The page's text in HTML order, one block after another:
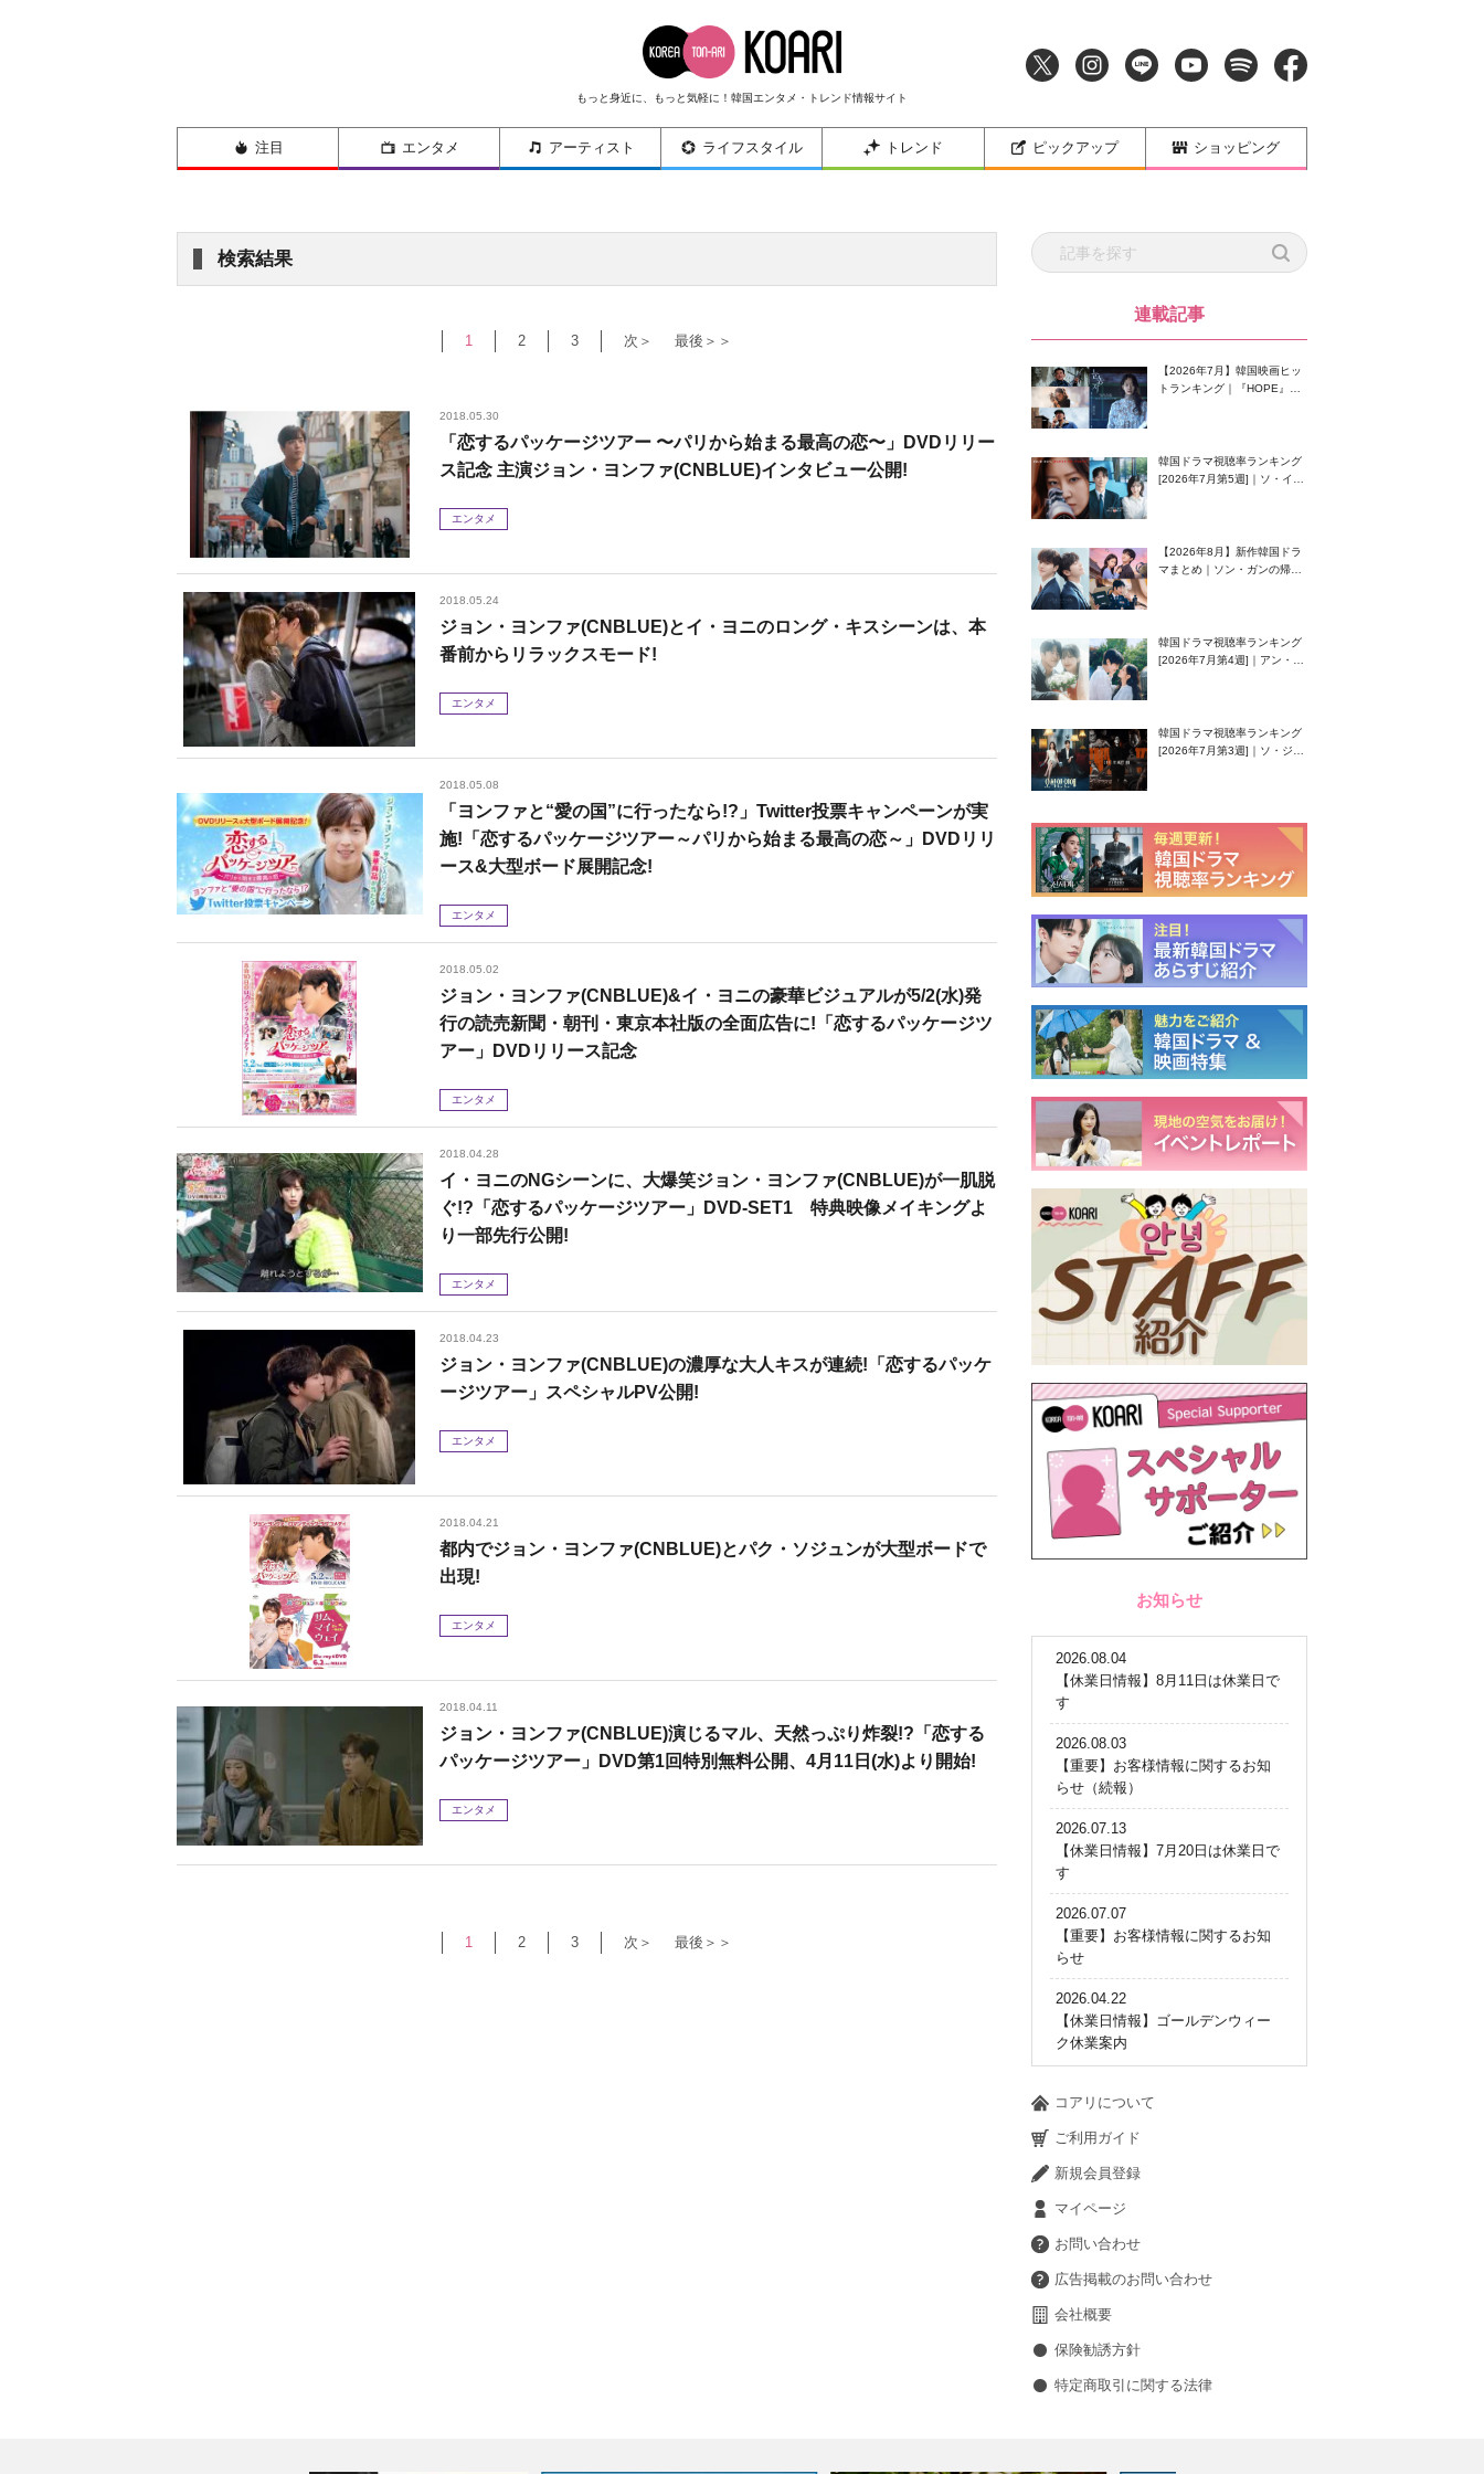
もっと身近に、もっと気軽に！韓国エンタメ・トレンド情報サイト
注目 エンタメ アーティスト ライフスタイル トレンド ピックアップ ショッピング
検索結果
1 2 3 次＞ 最後＞＞
2018.05.30
「恋するパッケージツアー 〜パリから始まる最高の恋〜」DVDリリー
ス記念 主演ジョン・ヨンファ(CNBLUE)インタビュー公開!
エンタメ
2018.05.24
ジョン・ヨンファ(CNBLUE)とイ・ヨニのロング・キスシーンは、本
番前からリラックスモード!
エンタメ
2018.05.08
「ヨンファと“愛の国”に行ったなら!?」Twitter投票キャンペーンが実
施!「恋するパッケージツアー～パリから始まる最高の恋～」DVDリリ
ース&大型ボード展開記念!
エンタメ
2018.05.02
ジョン・ヨンファ(CNBLUE)&イ・ヨニの豪華ビジュアルが5/2(水)発
行の読売新聞・朝刊・東京本社版の全面広告に!「恋するパッケージツ
アー」DVDリリース記念
エンタメ
2018.04.28
イ・ヨニのNGシーンに、大爆笑ジョン・ヨンファ(CNBLUE)が一肌脱
ぐ!?「恋するパッケージツアー」DVD-SET1 特典映像メイキングよ
り一部先行公開!
エンタメ
2018.04.23
ジョン・ヨンファ(CNBLUE)の濃厚な大人キスが連続!「恋するパッケ
ージツアー」スペシャルPV公開!
エンタメ
2018.04.21
都内でジョン・ヨンファ(CNBLUE)とパク・ソジュンが大型ボードで
出現!
エンタメ
2018.04.11
ジョン・ヨンファ(CNBLUE)演じるマル、天然っぷり炸裂!?「恋する
パッケージツアー」DVD第1回特別無料公開、4月11日(水)より開始!
エンタメ
1 2 3 次＞ 最後＞＞
連載記事
【2026年7月】韓国映画ヒッ
トランキング｜『HOPE』が
韓国ドラマ視聴率ランキング
[2026年7月第5週]｜ソ・イン
【2026年8月】新作韓国ドラ
マまとめ｜ソン・ガンの帰
韓国ドラマ視聴率ランキング
[2026年7月第4週]｜アン・ヒ
韓国ドラマ視聴率ランキング
[2026年7月第3週]｜ソ・ジソ
お知らせ
2026.08.04
【休業日情報】8月11日は休業日で
す
2026.08.03
【重要】お客様情報に関するお知
らせ（続報）
2026.07.13
【休業日情報】7月20日は休業日で
す
2026.07.07
【重要】お客様情報に関するお知
らせ
2026.04.22
【休業日情報】ゴールデンウィー
ク休業案内
コアリについて
ご利用ガイド
新規会員登録
マイページ
お問い合わせ
広告掲載のお問い合わせ
会社概要
保険勧誘方針
特定商取引に関する法律